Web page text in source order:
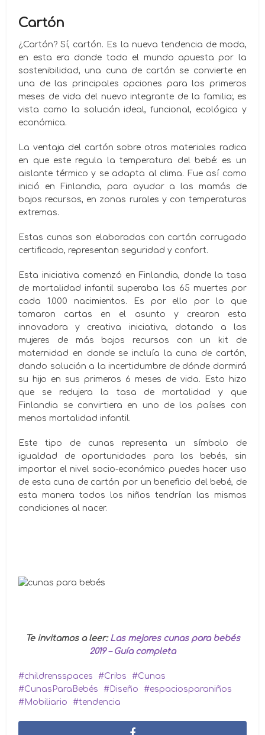
Cartón
¿Cartón? Sí, cartón. Es la nueva tendencia de moda,
en esta era donde todo el mundo apuesta por la
sostenibilidad, una cuna de cartón se convierte en
una de las principales opciones para los primeros
meses de vida del nuevo integrante de la familia; es
vista como la solución ideal, funcional, ecológica y
económica.
La ventaja del cartón sobre otros materiales radica
en que este regula la temperatura del bebé: es un
aislante térmico y se adapta al clima. Fue así como
inició en Finlandia, para ayudar a las mamás de
bajos recursos, en zonas rurales y con temperaturas
extremas.
Estas cunas son elaboradas con cartón corrugado
certificado, representan seguridad y confort.
Esta iniciativa comenzó en Finlandia, donde la tasa
de mortalidad infantil superaba las 65 muertes por
cada 1.000 nacimientos. Es por ello por lo que
tomaron cartas en el asunto y crearon esta
innovadora y creativa iniciativa, dotando a las
mujeres de más bajos recursos con un kit de
maternidad en donde se incluía la cuna de cartón,
dando solución a la incertidumbre de dónde dormirá
su hijo en sus primeros 6 meses de vida. Esto hizo
que se redujera la tasa de mortalidad y que
Finlandia se convirtiera en uno de los países con
menos mortalidad infantil.
Este tipo de cunas representa un símbolo de
igualdad de oportunidades para los bebés, sin
importar el nivel socio-económico puedes hacer uso
de esta cuna de cartón por un beneficio del bebé, de
esta manera todos los niños tendrían las mismas
condiciones al nacer.
Te invitamos a leer: Las mejores cunas para bebés
2019 – Guía completa
childrensspaces Cribs
Cunas
CunasParaBebés
Diseño
espaciosparaniños
Mobiliario
tendencia